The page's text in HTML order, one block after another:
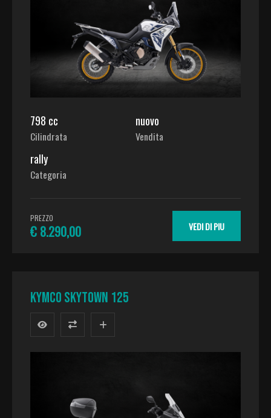
798 cc
Cilindrata
nuovo
Vendita
rally
Categoria
PREZZO
€ 8.290,00 VEDI DI PIU
KYMCO SKYTOWN 125